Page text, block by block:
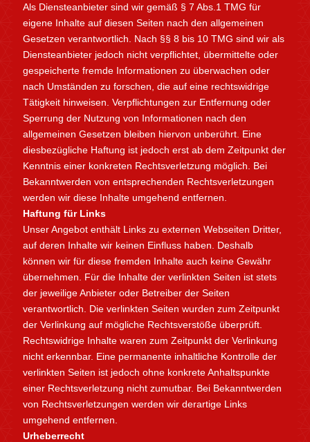
Als Diensteanbieter sind wir gemäß § 7 Abs.1 TMG für
eigene Inhalte auf diesen Seiten nach den allgemeinen
Gesetzen verantwortlich. Nach §§ 8 bis 10 TMG sind wir als
Diensteanbieter jedoch nicht verpflichtet, übermittelte oder
gespeicherte fremde Informationen zu überwachen oder
nach Umständen zu forschen, die auf eine rechtswidrige
Tätigkeit hinweisen. Verpflichtungen zur Entfernung oder
Sperrung der Nutzung von Informationen nach den
allgemeinen Gesetzen bleiben hiervon unberührt. Eine
diesbezügliche Haftung ist jedoch erst ab dem Zeitpunkt der
Kenntnis einer konkreten Rechtsverletzung möglich. Bei
Bekanntwerden von entsprechenden Rechtsverletzungen
werden wir diese Inhalte umgehend entfernen.
Haftung für Links
Unser Angebot enthält Links zu externen Webseiten Dritter,
auf deren Inhalte wir keinen Einfluss haben. Deshalb
können wir für diese fremden Inhalte auch keine Gewähr
übernehmen. Für die Inhalte der verlinkten Seiten ist stets
der jeweilige Anbieter oder Betreiber der Seiten
verantwortlich. Die verlinkten Seiten wurden zum Zeitpunkt
der Verlinkung auf mögliche Rechtsverstöße überprüft.
Rechtswidrige Inhalte waren zum Zeitpunkt der Verlinkung
nicht erkennbar. Eine permanente inhaltliche Kontrolle der
verlinkten Seiten ist jedoch ohne konkrete Anhaltspunkte
einer Rechtsverletzung nicht zumutbar. Bei Bekanntwerden
von Rechtsverletzungen werden wir derartige Links
umgehend entfernen.
Urheberrecht